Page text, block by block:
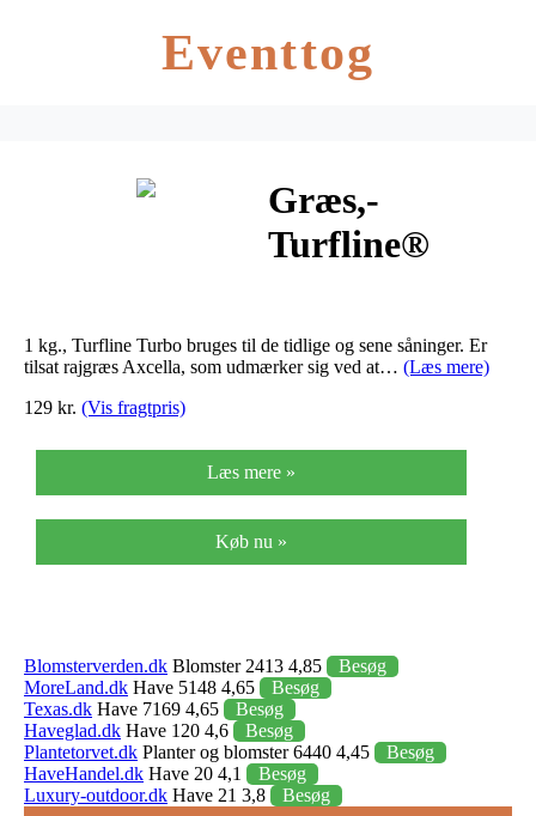
Eventtog
Græs,-
Turfline®
tidlig eller sen
såning. -…
1 kg., Turfline Turbo bruges til de tidlige og sene såninger. Er
tilsat rajgræs Axcella, som udmærker sig ved at… (Læs mere)
129 kr. (Vis fragtpris)
Læs mere »
Køb nu »
Blomsterverden.dk Blomster 2413 4,85
Besøg
MoreLand.dk Have 5148 4,65
Besøg
Texas.dk Have 7169 4,65
Besøg
Haveglad.dk Have 120 4,6
Besøg
Plantetorvet.dk Planter og blomster 6440 4,45
Besøg
HaveHandel.dk Have 20 4,1
Besøg
Luxury-outdoor.dk Have 21 3,8
Besøg